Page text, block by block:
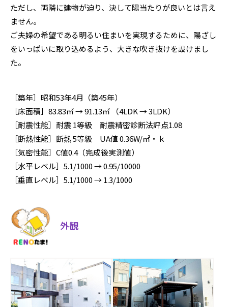
ただし、両隣に建物が迫り、決して陽当たりが良いとは言え
ません。
ご夫婦の希望である明るい住まいを実現するために、陽ざし
をいっぱいに取り込めるよう、大きな吹き抜けを設けまし
た。
［築年］昭和53年4月（築45年）
［床面積］83.83㎡ → 91.13㎡ （4LDK → 3LDK）
［耐震性能］耐震 1等級 耐震精密診断法評点1.08
［断熱性能］断熱 5等級 UA値 0.36W/㎡・ｋ
［気密性能］C値0.4（完成後実測値）
［水平レベル］5.1/1000 → 0.95/10000
［垂直レベル］5.1/1000 → 1.3/1000
外観